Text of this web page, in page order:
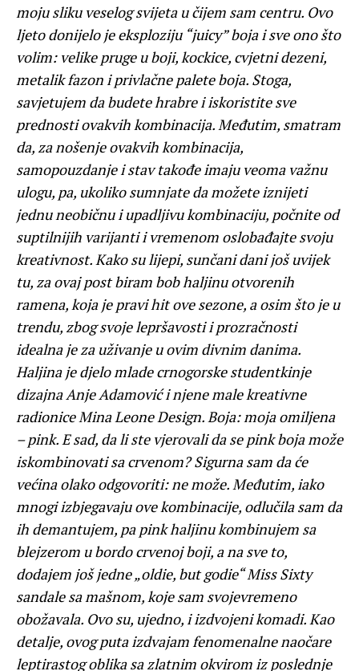
moju sliku veselog svijeta u čijem sam centru. Ovo
ljeto donijelo je eksploziju “juicy” boja i sve ono što
volim: velike pruge u boji, kockice, cvjetni dezeni,
metalik fazon i privlačne palete boja. Stoga,
savjetujem da budete hrabre i iskoristite sve
prednosti ovakvih kombinacija. Međutim, smatram
da, za nošenje ovakvih kombinacija,
samopouzdanje i stav takođe imaju veoma važnu
ulogu, pa, ukoliko sumnjate da možete iznijeti
jednu neobičnu i upadljivu kombinaciju, počnite od
suptilnijih varijanti i vremenom oslobađajte svoju
kreativnost. Kako su lijepi, sunčani dani još uvijek
tu, za ovaj post biram bob haljinu otvorenih
ramena, koja je pravi hit ove sezone, a osim što je u
trendu, zbog svoje lepršavosti i prozračnosti
idealna je za uživanje u ovim divnim danima.
Haljina je djelo mlade crnogorske studentkinje
dizajna Anje Adamović i njene male kreativne
radionice Mina Leone Design. Boja: moja omiljena
– pink. E sad, da li ste vjerovali da se pink boja može
iskombinovati sa crvenom? Sigurna sam da će
većina olako odgovoriti: ne može. Međutim, iako
mnogi izbjegavaju ove kombinacije, odlučila sam da
ih demantujem, pa pink haljinu kombinujem sa
blejzerom u bordo crvenoj boji, a na sve to,
dodajem još jedne „oldie, but godie“ Miss Sixty
sandale sa mašnom, koje sam svojevremeno
obožavala. Ovo su, ujedno, i izdvojeni komadi. Kao
detalje, ovog puta izdvajam fenomenalne naočare
leptirastog oblika sa zlatnim okvirom iz poslednje